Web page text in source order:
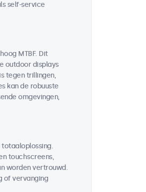
self-service
MTBF. Dit
outdoor displays
tegen trillingen,
kan de robuuste
omgevingen,
totaaloplossing.
touchscreens,
worden vertrouwd.
of vervanging